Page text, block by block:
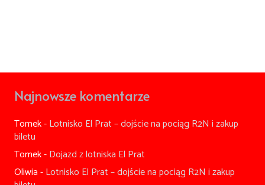
Najnowsze komentarze
Tomek-Lotnisko El Prat – dojście na pociąg R2N i zakup
biletu
Tomek-Dojazd z lotniska El Prat
Oliwia-Lotnisko El Prat – dojście na pociąg R2N i zakup